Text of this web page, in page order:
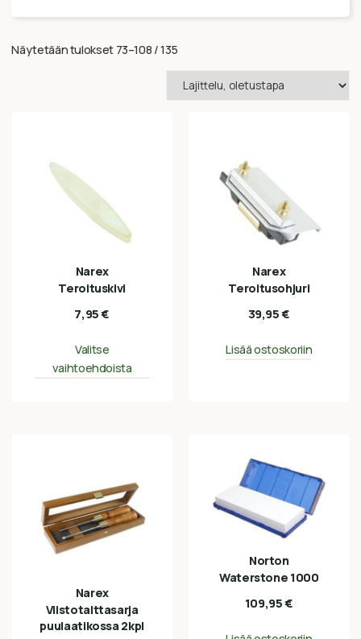
Näytetään tulokset 73–108 / 135
Narex
Teroituskivi
7,95€
Valitse
vaihtoehdoista
Narex
Teroitusohjuri
39,95€
Lisää ostoskoriin
Narex
Viistotalttasarja
puulaatikossa 2kpl
Norton
Waterstone 1000
109,95€